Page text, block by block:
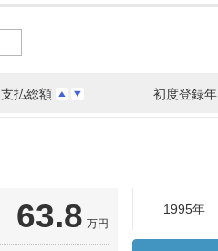
支払総額 初度登録年
63.8 万円
1995年